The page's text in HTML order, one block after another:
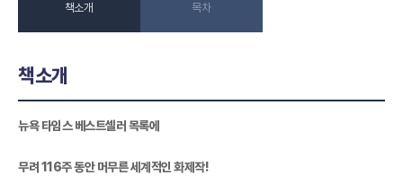
책소개 목차
책소개
뉴욕 타임스 베스트셀러 목록에
무려 116주 동안 머무른 세계적인 화제작!